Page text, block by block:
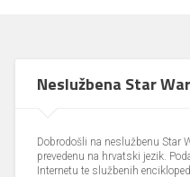
Neslužbena Star
Dobrodošli na neslužbenu Star
prevedenu na hrvatski jezik.
Internetu te službenih